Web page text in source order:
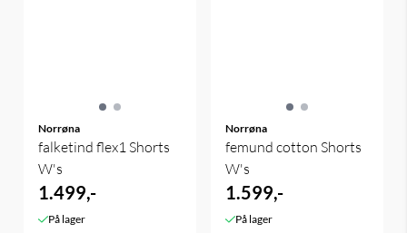
Norrøna
falketind flex1 Shorts
W's
1.499,-
På lager
Norrøna
femund cotton Shorts
W's
1.599,-
På lager